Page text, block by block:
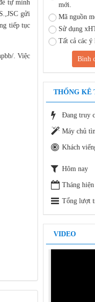
tự mình
gửi
tiếp tục
. Việc
Kế hoạch
toàn giao
học 2015-
2181/KH-
V/v báo
thi đua
lưu trữ
2188 /
V/v báo
thi đua
2199 /
mới.
Mã nguồn
Sử dụng
Tất cả các ý
THỐNG KÊ
Đang truy
Máy chủ
Khách
Hôm nay
Tháng
Tổng lượt
VIDEO